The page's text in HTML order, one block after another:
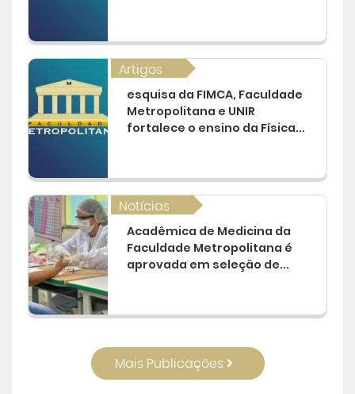
Artigos
esquisa da FIMCA, Faculdade
Metropolitana e UNIR
fortalece o ensino da Física...
Notícias
Acadêmica de Medicina da
Faculdade Metropolitana é
aprovada em seleção de...
Mais Publicações